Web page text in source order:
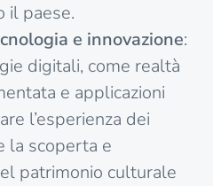
il paese.
e innovazione:
digitali, come realtà
e applicazioni
l’esperienza dei
la scoperta e
patrimonio culturale